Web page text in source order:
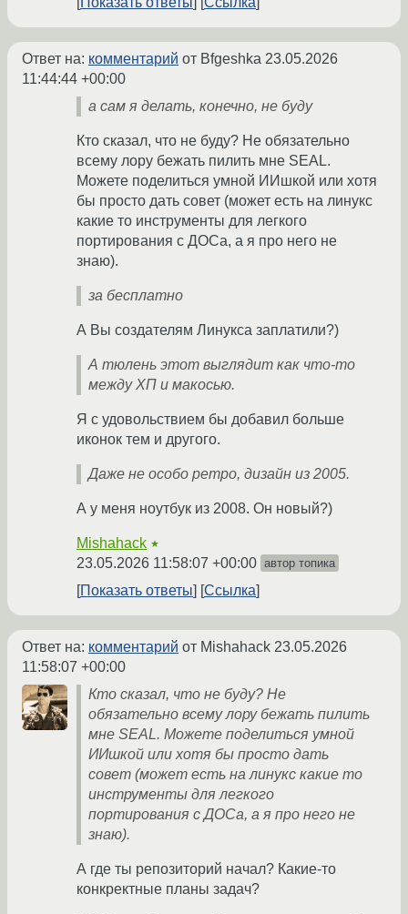
Ответ на: комментарий от Bfgeshka 23.05.2026
11:44:44 +00:00
а сам я делать, конечно, не буду
Кто сказал, что не буду? Не обязательно
всему лору бежать пилить мне SEAL.
Можете поделиться умной ИИшкой или хотя
бы просто дать совет (может есть на линукс
какие то инструменты для легкого
портирования с ДОСа, а я про него не
знаю).
за бесплатно
А Вы создателям Линукса заплатили?)
А тюлень этот выглядит как что-то
между ХП и макосью.
Я с удовольствием бы добавил больше
иконок тем и другого.
Даже не особо ретро, дизайн из 2005.
А у меня ноутбук из 2008. Он новый?)
Mishahack ★
23.05.2026 11:58:07 +00:00 автор топика
Показать ответы Ссылка
Ответ на: комментарий от Mishahack 23.05.2026
11:58:07 +00:00
Кто сказал, что не буду? Не
обязательно всему лору бежать пилить
мне SEAL. Можете поделиться умной
ИИшкой или хотя бы просто дать
совет (может есть на линукс какие то
инструменты для легкого
портирования с ДОСа, а я про него не
знаю).
А где ты репозиторий начал? Какие-то
конкректные планы задач?